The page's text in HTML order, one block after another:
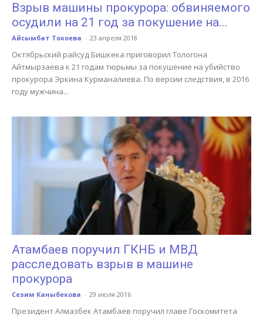
Взрыв машины прокурора: обвиняемого
осудили на 21 год за покушение на...
Айсымбат Токоева - 23 апреля 2018
Октябрьский райсуд Бишкека приговорил Тологона
Айтмырзаева к 21 годам тюрьмы за покушение на убийство
прокурора Эркина Курманалиева. По версии следствия, в 2016
году мужчина...
Атамбаев поручил ГКНБ и МВД
расследовать взрыв в машине
прокурора
Сезим Каныбекова - 29 июля 2016
Президент Алмазбек Атамбаев поручил главе Госкомитета